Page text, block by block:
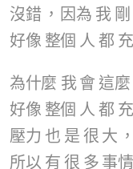
沒錯 ， 因為 我 剛
好像 整個 人 都
為什麼 我會 這麼
好像 整個 人 都
壓力 也 是 很 大 ，
所以 有 很 多 事情